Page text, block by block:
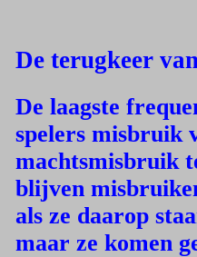
De terugkeer
De laagste
spelers misbruik
machtsmisbruik
blijven
als ze daarop
maar ze komen